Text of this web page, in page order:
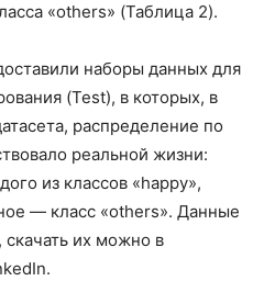
«others» (Таблица 2).
наборы данных для
(Test), в которых, в
распределение по
реальной жизни:
из классов «happy»,
— класс «others». Данные
их можно в